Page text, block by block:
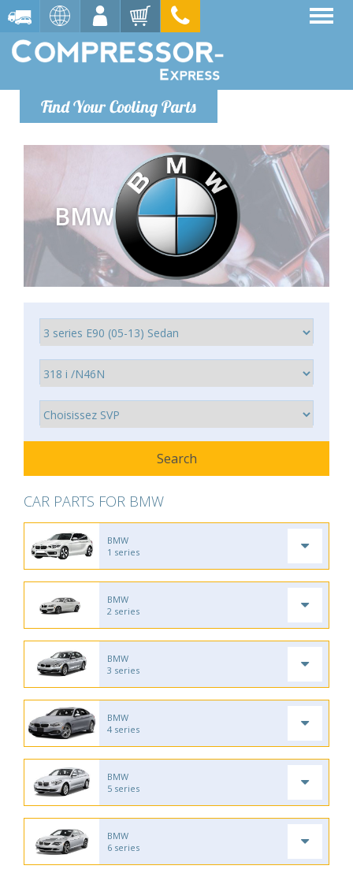
Find Your Cooling Parts
BMW
CAR PARTS FOR BMW
BMW
1 series
BMW
2 series
BMW
3 series
BMW
4 series
BMW
5 series
BMW
6 series